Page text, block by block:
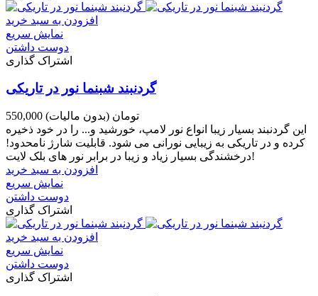
افزودن به سبد خرید
نمایش سریع
دوست داشتن
اشتراک گذاری
گردنبند شبنما نور در تاریکی
550,000 تومان (بدون مالیات)
این گردنبند بسیار زیبا انواع نور لامپ، خورشید و... را در خود ذخیره
کرده و در تاریکی به زیبایی نورانی می شود. قابلیت شارژ نامحدود!
درخشندگی بسیار زیاد و زیبا در برابر نور های بلک لایت!
افزودن به سبد خرید
نمایش سریع
دوست داشتن
اشتراک گذاری
افزودن به سبد خرید
نمایش سریع
دوست داشتن
اشتراک گذاری